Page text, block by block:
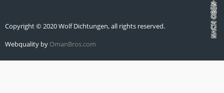
Copyright © 2020 Wolf Dichtungen, all rights reserved.
Webquality by OmanBros.com